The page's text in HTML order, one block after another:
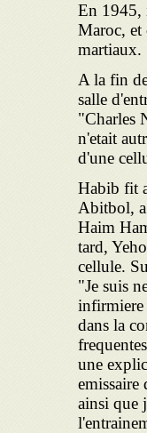
En 1945,
Maroc, et
martiaux.
A la fin
salle
"Charles
n'etait
d'une
Habib fit
Abitbol, a
Haim
tard,
cellule.
"Je suis
infirmiere
dans la
une
emissaire
ainsi que